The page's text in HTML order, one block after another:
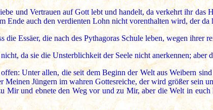
und Vertrauen auf Gott lebt und handelt, da verkehrt ihr
Ende auch den verdienten Lohn nicht vorenthalten wird, der
die Essäer, die nach des Pythagoras Schule leben, wegen
da sie die Unsterblichkeit der Seele nicht anerkennen; aber
Unter allen, die seit dem Beginn der Welt aus Weibern
Meinen Jüngern im wahren Gottesreiche, der wird größer sein
Mir und ebnete den Weg vor und zu Mir, aber die Welt in